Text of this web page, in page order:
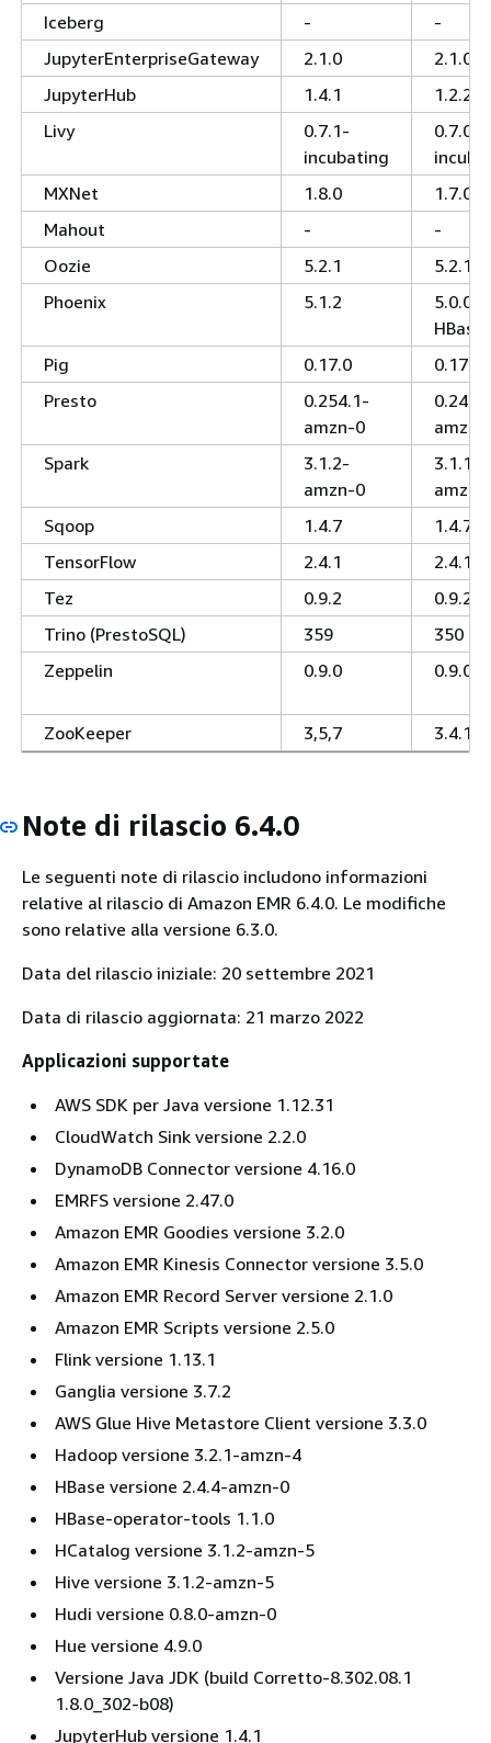
Iceberg
-
-
JupyterEnterpriseGateway
2.1.0
2.1.0
JupyterHub
1.4.1
1.2.2
Livy
0.7.1-
incubating
0.7.0-
MXNet
1.8.0
1.7.0
Mahout
-
-
Oozie
5.2.1
5.2.1
Phoenix
5.1.2
5.0.0-
Pig
0.17.0
0.17.0
Presto
0.254.1-
amzn-0
amzn-
Spark
3.1.2-
amzn-0
3.1.1-
amzn-
Sqoop
1.4.7
1.4.7
TensorFlow
2.4.1
2.4.1
Tez
0.9.2
0.9.2
Trino (PrestoSQL)
359
350
Zeppelin
0.9.0 0.9.0
ZooKeeper 3,5,7 3.4.14
Note di rilascio 6.4.0
Le seguenti note di rilascio includono informazioni
relative al rilascio di Amazon EMR 6.4.0. Le modifiche
sono relative alla versione 6.3.0.
Data del rilascio iniziale: 20 settembre 2021
Data di rilascio aggiornata: 21 marzo 2022
Applicazioni supportate
AWS SDK per Java versione 1.12.31
CloudWatch Sink versione 2.2.0
DynamoDB Connector versione 4.16.0
EMRFS versione 2.47.0
Amazon EMR Goodies versione 3.2.0
Amazon EMR Kinesis Connector versione 3.5.0
Amazon EMR Record Server versione 2.1.0
Amazon EMR Scripts versione 2.5.0
Flink versione 1.13.1
Ganglia versione 3.7.2
AWS Glue Hive Metastore Client versione 3.3.0
Hadoop versione 3.2.1-amzn-4
HBase versione 2.4.4-amzn-0
HBase-operator-tools 1.1.0
HCatalog versione 3.1.2-amzn-5
Hive versione 3.1.2-amzn-5
Hudi versione 0.8.0-amzn-0
Hue versione 4.9.0
Versione Java JDK (build Corretto-8.302.08.1
1.8.0_302-b08)
JupyterHub versione 1.4.1